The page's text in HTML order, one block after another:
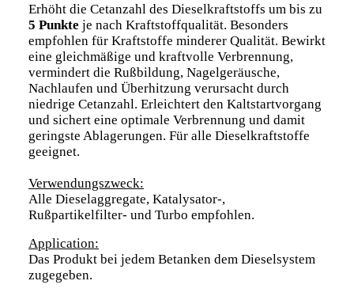
Erhöht die Cetanzahl des Dieselkraftstoffs um bis zu
5 Punkte je nach Kraftstoffqualität. Besonders
empfohlen für Kraftstoffe minderer Qualität. Bewirkt
eine gleichmäßige und kraftvolle Verbrennung,
vermindert die Rußbildung, Nagelgeräusche,
Nachlaufen und Überhitzung verursacht durch
niedrige Cetanzahl. Erleichtert den Kaltstartvorgang
und sichert eine optimale Verbrennung und damit
geringste Ablagerungen. Für alle Dieselkraftstoffe
geeignet.
Verwendungszweck:
Alle Dieselaggregate, Katalysator-,
Rußpartikelfilter- und Turbo empfohlen.
Application:
Das Produkt bei jedem Betanken dem Dieselsystem
zugegeben.